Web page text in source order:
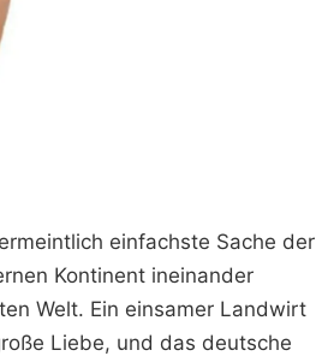
einfachste Sache der
Kontinent ineinander
Welt. Ein einsamer Landwirt
Liebe, und das deutsche